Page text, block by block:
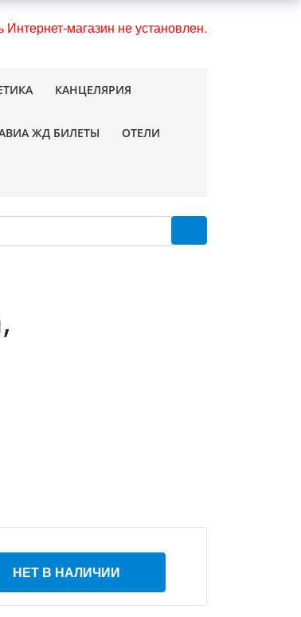
Интернет-магазин не установлен.
КАНЦЕЛЯРИЯ
ЖД БИЛЕТЫ ОТЕЛИ
НЕТ В НАЛИЧИИ